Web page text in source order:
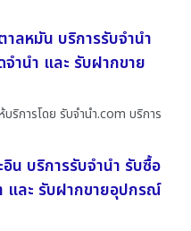
ลหมัน บริการรับจำนำ
ำนำ และ รับฝากขาย
ริการโดย รับจํานํา.com บริการ
น บริการรับจำนำ รับซื้อ
และ รับฝากขายอุปกรณ์